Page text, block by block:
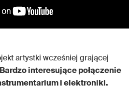
artystki wcześniej grającej
Bardzo interesujące połączenie
i elektroniki.